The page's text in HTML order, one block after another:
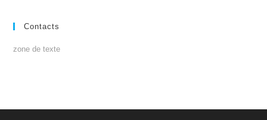
Contacts
zone de texte